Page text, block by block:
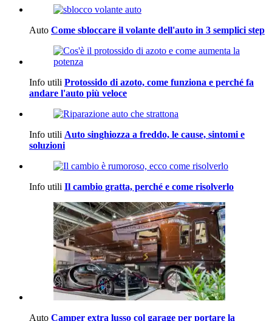
Auto Come sbloccare il volante dell'auto in 3 semplici step
Info utili Protossido di azoto, come funziona e perché fa
andare l'auto più veloce
Info utili Auto singhiozza a freddo, le cause, sintomi e
soluzioni
Info utili Il cambio gratta, perché e come risolverlo
Auto Camper extra lusso col garage per portare la